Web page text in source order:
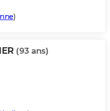
)
(93 ans)